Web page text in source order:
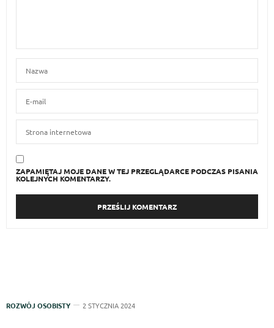
ZAPAMIĘTAJ MOJE DANE W TEJ PRZEGLĄDARCE PODCZAS PISANIA
KOLEJNYCH KOMENTARZY.
ROZWÓJ OSOBISTY 2 STYCZNIA 2024